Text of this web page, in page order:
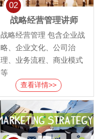
02
战略经营管理讲师
战略经营管理 包含企业战
略、企业文化、公司治
理、业务流程、商业模式
等
查看详情>>